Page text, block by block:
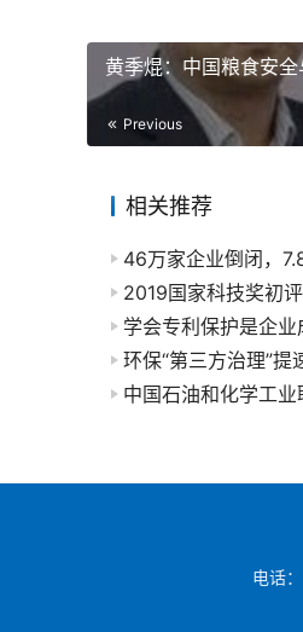
黄季焜：中国粮食安
Previous
相关推荐
2019国家科技奖初
学会专利保护是企
环保“第三方治理”提
中国石油和化学工业
电话